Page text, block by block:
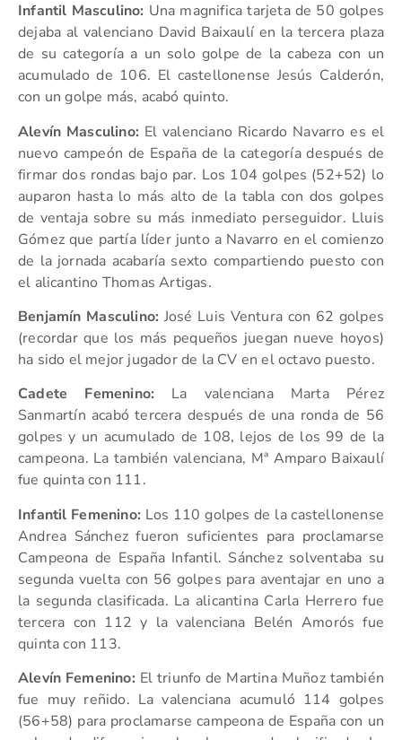
Infantil Masculino: Una magnifica tarjeta de 50 golpes
dejaba al valenciano David Baixaulí en la tercera plaza
de su categoría a un solo golpe de la cabeza con un
acumulado de 106. El castellonense Jesús Calderón,
con un golpe más, acabó quinto.
Alevín Masculino: El valenciano Ricardo Navarro es el
nuevo campeón de España de la categoría después de
firmar dos rondas bajo par. Los 104 golpes (52+52) lo
auparon hasta lo más alto de la tabla con dos golpes
de ventaja sobre su más inmediato perseguidor. Lluis
Gómez que partía líder junto a Navarro en el comienzo
de la jornada acabaría sexto compartiendo puesto con
el alicantino Thomas Artigas.
Benjamín Masculino: José Luis Ventura con 62 golpes
(recordar que los más pequeños juegan nueve hoyos)
ha sido el mejor jugador de la CV en el octavo puesto.
Cadete Femenino: La valenciana Marta Pérez
Sanmartín acabó tercera después de una ronda de 56
golpes y un acumulado de 108, lejos de los 99 de la
campeona. La también valenciana, Mª Amparo Baixaulí
fue quinta con 111.
Infantil Femenino: Los 110 golpes de la castellonense
Andrea Sánchez fueron suficientes para proclamarse
Campeona de España Infantil. Sánchez solventaba su
segunda vuelta con 56 golpes para aventajar en uno a
la segunda clasificada. La alicantina Carla Herrero fue
tercera con 112 y la valenciana Belén Amorós fue
quinta con 113.
Alevín Femenino: El triunfo de Martina Muñoz también
fue muy reñido. La valenciana acumuló 114 golpes
(56+58) para proclamarse campeona de España con un